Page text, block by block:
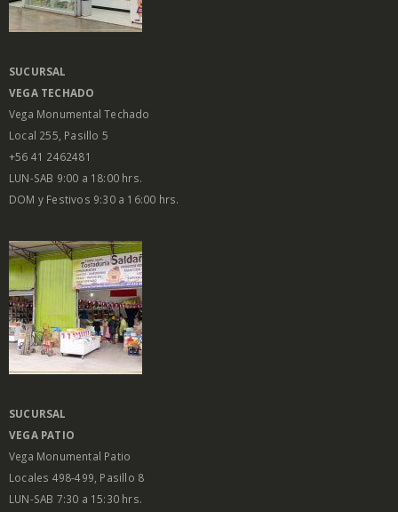
SUCURSAL
VEGATECHADO
Vega Monumental Techado
Local 255, Pasillo 5
+56 41 2462481
DOM y Festivos 9:30 a 16:00 hrs.
SUCURSAL
VEGA PATIO
Vega Monumental Patio